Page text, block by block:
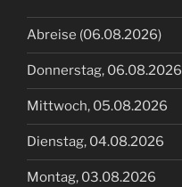
Abreise (06.08.2026)
Donnerstag, 06.08.2026
Mittwoch, 05.08.2026
Dienstag, 04.08.2026
Montag, 03.08.2026